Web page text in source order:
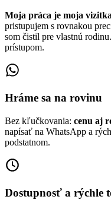
Moja práca je moja
pristupujem s rovnakou
som čistil pre vlastnú
prístupom.
Hráme sa na rovinu
Bez kľučkovania: cenu aj
napísať na WhatsApp a
podstatnom.
Dostupnosť a rýchle